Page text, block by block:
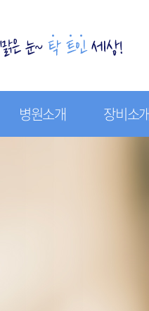
병원소개 장비소개